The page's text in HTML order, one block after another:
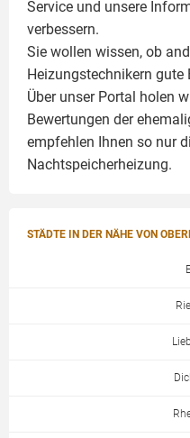
Service und unsere
verbessern.
Sie wollen wissen, ob
Heizungstechnikern gute
Über unser Portal holen
Bewertungen der
empfehlen Ihnen so nur
Nachtspeicherheizung.
STÄDTE IN DER NÄHE VON